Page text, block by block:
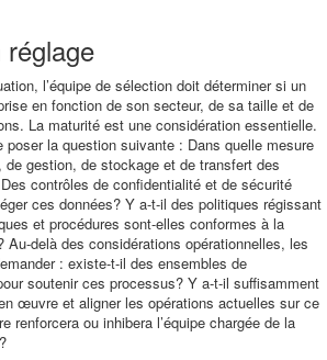
l’équipe de sélection doit déterminer si un
en fonction de son secteur, de sa taille et de
La maturité est une considération essentielle.
poser la question suivante : Dans quelle mesure
gestion, de stockage et de transfert des
contrôles de confidentialité et de sécurité
ces données? Y a-t-il des politiques régissant
et procédures sont-elles conformes à la
Au-delà des considérations opérationnelles, les
: existe-t-il des ensembles de
soutenir ces processus? Y a-t-il suffisamment
œuvre et aligner les opérations actuelles sur ce
renforcera ou inhibera l’équipe chargée de la